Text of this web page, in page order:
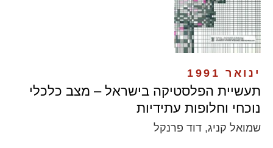
ינואר 1991
תעשיית הפלסטיקה בישראל – מצב כלכלי
נוכחי וחלופות עתידיות
שמואל קניג, דוד פרנקל